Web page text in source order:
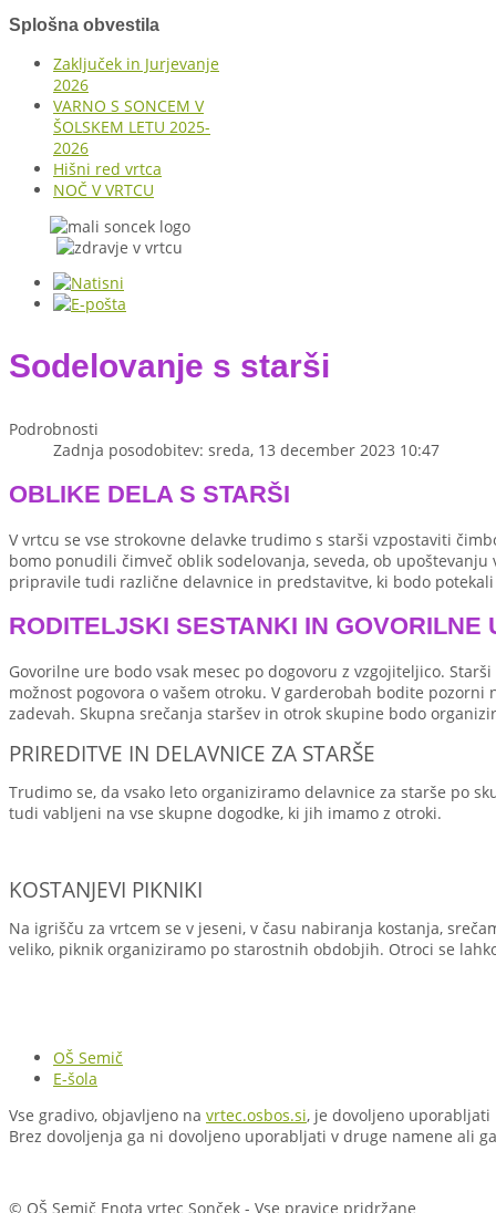
Splošna obvestila
Zaključek in Jurjevanje
2026
VARNO S SONCEM V
ŠOLSKEM LETU 2025-
2026
Hišni red vrtca
NOČ V VRTCU
Sodelovanje s starši
Podrobnosti
Zadnja posodobitev: sreda, 13 december 2023 10:47
OBLIKE DELA S STARŠI
V vrtcu se vse strokovne delavke trudimo s starši vzpostaviti
bomo ponudili čimveč oblik sodelovanja, seveda, ob
pripravile tudi različne delavnice in predstavitve, ki bodo
RODITELJSKI SESTANKI IN GOVORILNE
Govorilne ure bodo vsak mesec po dogovoru z vzgojiteljico.
možnost pogovora o vašem otroku. V garderobah bodite
zadevah. Skupna srečanja staršev in otrok skupine bodo
PRIREDITVE IN DELAVNICE ZA STARŠE
Trudimo se, da vsako leto organiziramo delavnice za starše po
tudi vabljeni na vse skupne dogodke, ki jih imamo z otroki.
KOSTANJEVI PIKNIKI
Na igrišču za vrtcem se v jeseni, v času nabiranja kostanja,
veliko, piknik organiziramo po starostnih obdobjih. Otroci se
OŠ Semič
E-šola
Vse gradivo, objavljeno na vrtec.osbos.si, je dovoljeno uporabljati
Brez dovoljenja ga ni dovoljeno uporabljati v druge namene ali
© OŠ Semič Enota vrtec Sonček - Vse pravice pridržane